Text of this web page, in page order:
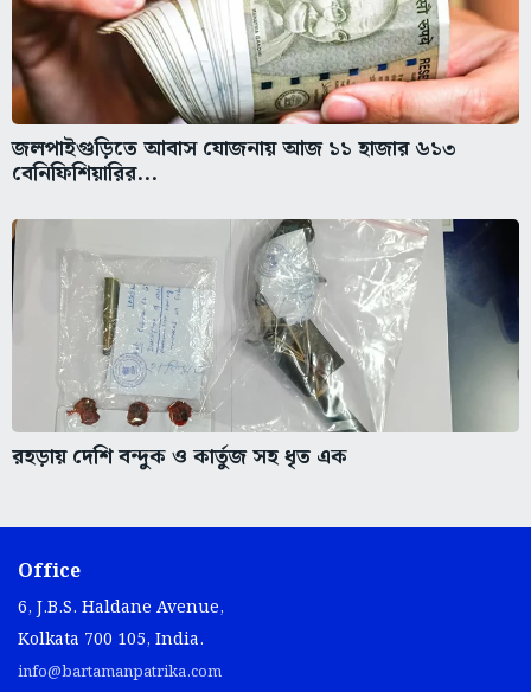
জলপাইগুড়িতে আবাস যোজনায় আজ ১১ হাজার ৬১৩
বেনিফিশিয়ারির...
রহড়ায় দেশি বন্দুক ও কার্তুজ সহ ধৃত এক
Office
6, J.B.S. Haldane Avenue,
Kolkata 700 105, India.
info@bartamanpatrika.com